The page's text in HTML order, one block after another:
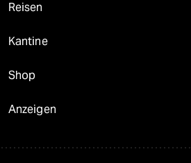
Reisen
Kantine
Shop
Anzeigen